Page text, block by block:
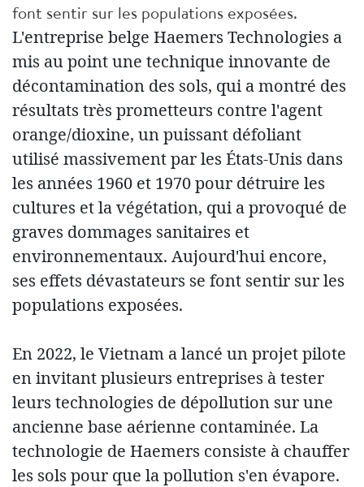
font sentir sur les populations exposées.
L'entreprise belge Haemers Technologies a
mis au point une technique innovante de
décontamination des sols, qui a montré des
résultats très prometteurs contre l'agent
orange/dioxine, un puissant défoliant
utilisé massivement par les États-Unis dans
les années 1960 et 1970 pour détruire les
cultures et la végétation, qui a provoqué de
graves dommages sanitaires et
environnementaux. Aujourd'hui encore,
ses effets dévastateurs se font sentir sur les
populations exposées.
En 2022, le Vietnam a lancé un projet pilote
en invitant plusieurs entreprises à tester
leurs technologies de dépollution sur une
ancienne base aérienne contaminée. La
technologie de Haemers consiste à chauffer
les sols pour que la pollution s'en évapore.